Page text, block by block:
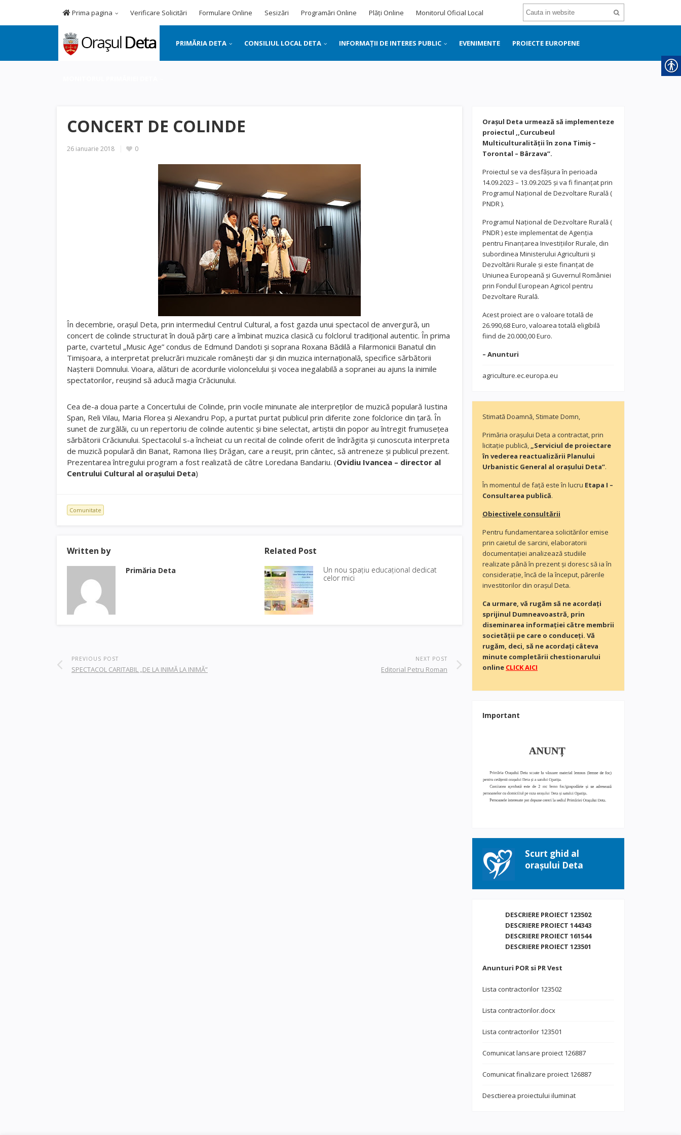
Prima pagina Verificare Solicitări Formulare Online Sesizări Programări Online Plăți Online Monitorul Oficial Local
PRIMĂRIA DETA CONSILIUL LOCAL DETA INFORMAȚII DE INTERES PUBLIC EVENIMENTE PROIECTE EUROPENE
CONCERT DE COLINDE
26 ianuarie 2018 0
În decembrie, orașul Deta, prin intermediul Centrul Cultural, a fost gazda unui spectacol de anvergură, un
concert de colinde structurat în două părţi care a îmbinat muzica clasică cu folclorul tradiţional autentic. În prima
parte, cvartetul „Music Age” condus de Edmund Dandoti şi soprana Roxana Bădilă a Filarmonicii Banatul din
Timişoara, a interpretat prelucrări muzicale româneşti dar şi din muzica internaţională, specifice sărbătorii
Naşterii Domnului. Vioara, alături de acordurile violoncelului și vocea inegalabilă a sopranei au ajuns la inimile
spectatorilor, reuşind să aducă magia Crăciunului.
Cea de-a doua parte a Concertului de Colinde, prin vocile minunate ale interpreţilor de muzică populară Iustina
Span, Reli Vilau, Maria Florea şi Alexandru Pop, a purtat purtat publicul prin diferite zone folclorice din ţară. În
sunet de zurgălăi, cu un repertoriu de colinde autentic și bine selectat, artiștii din popor au întregit frumusețea
sărbătorii Crăciunului. Spectacolul s-a încheiat cu un recital de colinde oferit de îndrăgita şi cunoscuta interpreta
de muzică populară din Banat, Ramona Ilieş Drăgan, care a reuşit, prin cântec, să antreneze şi publicul prezent.
Prezentarea întregului program a fost realizată de către Loredana Bandariu. (Ovidiu Ivancea – director al
Centrului Cultural al oraşului Deta)
Comunitate
Written by
Primăria Deta
Related Post
Un nou spațiu educațional dedicat
celor mici
PREVIOUS POST
SPECTACOL CARITABIL „DE LA INIMĂ LA INIMĂ”
NEXT POST
Editorial Petru Roman
Orașul Deta urmează să implementeze
proiectul ,,Curcubeul
Multiculturalității în zona Timiș –
Torontal – Bârzava”.
Proiectul se va desfășura în perioada
14.09.2023 – 13.09.2025 și va fi finanțat prin
Programul Național de Dezvoltare Rurală (
PNDR ).
Programul Național de Dezvoltare Rurală (
PNDR ) este implementat de Agenția
pentru Finanțarea Investițiilor Rurale, din
subordinea Ministerului Agriculturii și
Dezvoltării Rurale și este finanțat de
Uniunea Europeană și Guvernul României
prin Fondul European Agricol pentru
Dezvoltare Rurală.
Acest proiect are o valoare totală de
26.990,68 Euro, valoarea totală eligibilă
fiind de 20.000,00 Euro.
– Anunturi
agriculture.ec.europa.eu
Stimată Doamnă, Stimate Domn,
Primăria orașului Deta a contractat, prin
licitație publică, „Serviciul de proiectare
în vederea reactualizării Planului
Urbanistic General al orașului Deta”.
În momentul de faţă este în lucru Etapa I –
Consultarea publică.
Obiectivele consultării
Pentru fundamentarea solicitărilor emise
prin caietul de sarcini, elaboratorii
documentaţiei analizează studiile
realizate până în prezent și doresc să ia în
consideraţie, încă de la început, părerile
investitorilor din orașul Deta.
Ca urmare, vă rugăm să ne acordaţi
sprijinul Dumneavoastră, prin
diseminarea informației către membrii
societății pe care o conduceți. Vă
rugăm, deci, să ne acordați câteva
minute completării chestionarului
online CLICK AICI
Important
Scurt ghid al
orașului Deta
DESCRIERE PROIECT 123502
DESCRIERE PROIECT 144343
DESCRIERE PROIECT 161544
DESCRIERE PROIECT 123501
Anunturi POR si PR Vest
Lista contractorilor 123502
Lista contractorilor.docx
Lista contractorilor 123501
Comunicat lansare proiect 126887
Comunicat finalizare proiect 126887
Desctierea proiectului iluminat